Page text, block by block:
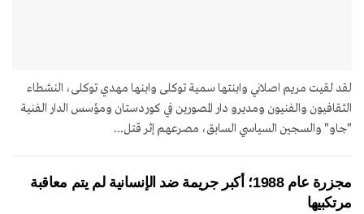
لقد لقيت مريم اصلاني وابنتها سمية توکلی وابنها مهدي توکلی، النشطاء
الثقافيون والفنيون ومديرو دار المصورين في كوردستان ومؤسس الدار الفنية
"جاو" والسجين السياسي السابق، مصرعهم إثر قتل...
مجزرة عام 1988؛ أكبر جريمة ضد الإنسانية لم يتم معاقبة
مرتكبيها